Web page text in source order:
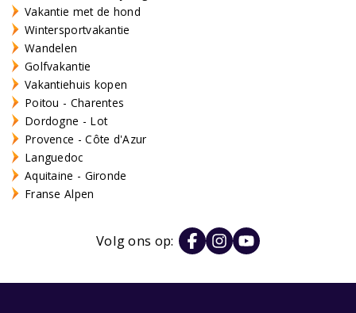
Vakantie met de hond
Wintersportvakantie
Wandelen
Golfvakantie
Vakantiehuis kopen
Poitou - Charentes
Dordogne - Lot
Provence - Côte d'Azur
Languedoc
Aquitaine - Gironde
Franse Alpen
Volg ons op: